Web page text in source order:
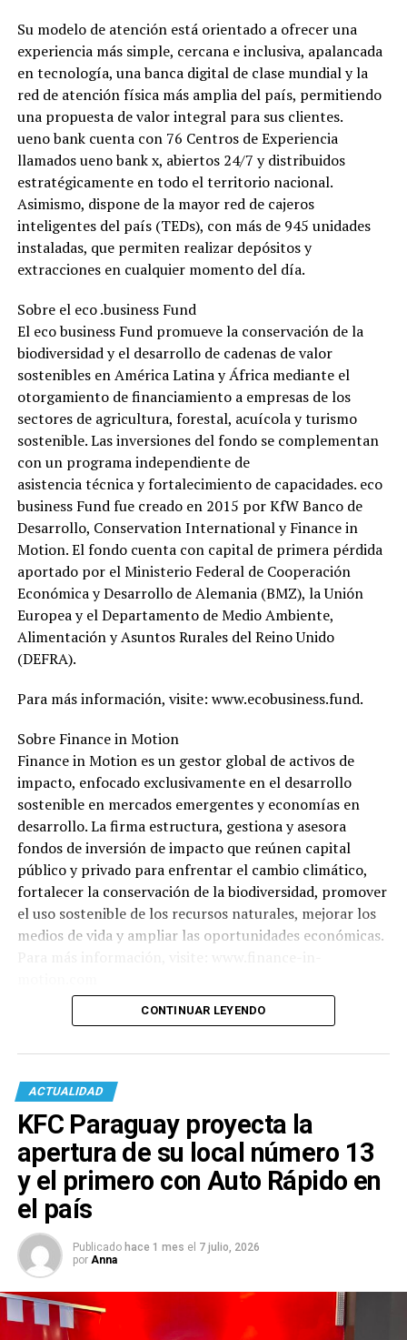
Su modelo de atención está orientado a ofrecer una
experiencia más simple, cercana e inclusiva, apalancada
en tecnología, una banca digital de clase mundial y la
red de atención física más amplia del país, permitiendo
una propuesta de valor integral para sus clientes.
ueno bank cuenta con 76 Centros de Experiencia
llamados ueno bank x, abiertos 24/7 y distribuidos
estratégicamente en todo el territorio nacional.
Asimismo, dispone de la mayor red de cajeros
inteligentes del país (TEDs), con más de 945 unidades
instaladas, que permiten realizar depósitos y
extracciones en cualquier momento del día.
Sobre el eco .business Fund
El eco business Fund promueve la conservación de la
biodiversidad y el desarrollo de cadenas de valor
sostenibles en América Latina y África mediante el
otorgamiento de financiamiento a empresas de los
sectores de agricultura, forestal, acuícola y turismo
sostenible. Las inversiones del fondo se complementan
con un programa independiente de
asistencia técnica y fortalecimiento de capacidades. eco
business Fund fue creado en 2015 por KfW Banco de
Desarrollo, Conservation International y Finance in
Motion. El fondo cuenta con capital de primera pérdida
aportado por el Ministerio Federal de Cooperación
Económica y Desarrollo de Alemania (BMZ), la Unión
Europea y el Departamento de Medio Ambiente,
Alimentación y Asuntos Rurales del Reino Unido
(DEFRA).
Para más información, visite: www.ecobusiness.fund.
Sobre Finance in Motion
Finance in Motion es un gestor global de activos de
impacto, enfocado exclusivamente en el desarrollo
sostenible en mercados emergentes y economías en
desarrollo. La firma estructura, gestiona y asesora
fondos de inversión de impacto que reúnen capital
público y privado para enfrentar el cambio climático,
fortalecer la conservación de la biodiversidad, promover
el uso sostenible de los recursos naturales, mejorar los
medios de vida y ampliar las oportunidades económicas.
CONTINUAR LEYENDO
ACTUALIDAD
KFC Paraguay proyecta la
apertura de su local número 13
y el primero con Auto Rápido en
el país
Publicado hace 1 mes el 7 julio, 2026
por Anna